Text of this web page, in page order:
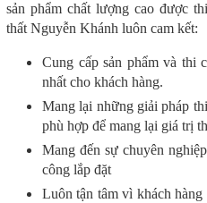
sản phẩm chất lượng cao được
thất Nguyễn Khánh luôn cam kết:
Cung cấp sản phẩm và thi
nhất cho khách hàng.
Mang lại những giải pháp
phù hợp để mang lại giá trị
Mang đến sự chuyên
công lắp đặt
Luôn tận tâm vì khách